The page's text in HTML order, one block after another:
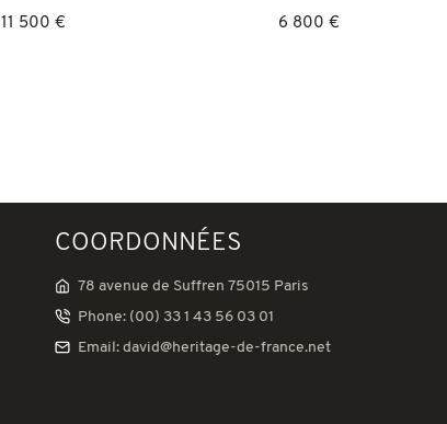
11 500 € 6 800 €
COORDONNÉES
78 avenue de Suffren 75015 Paris
Phone: (00) 33 1 43 56 03 01
Email: david@heritage-de-france.net